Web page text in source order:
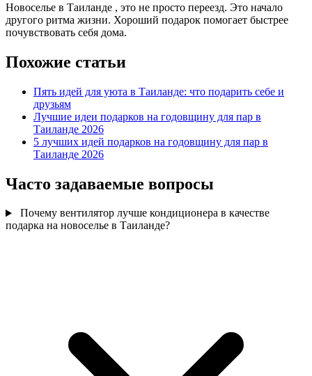
Новоселье в Таиланде , это не просто переезд. Это начало
другого ритма жизни. Хороший подарок помогает быстрее
почувствовать себя дома.
Похожие статьи
Пять идей для уюта в Таиланде: что подарить себе и
друзьям
Лучшие идеи подарков на годовщину для пар в
Таиланде 2026
5 лучших идей подарков на годовщину для пар в
Таиланде 2026
Часто задаваемые вопросы
Почему вентилятор лучше кондиционера в качестве
подарка на новоселье в Таиланде?